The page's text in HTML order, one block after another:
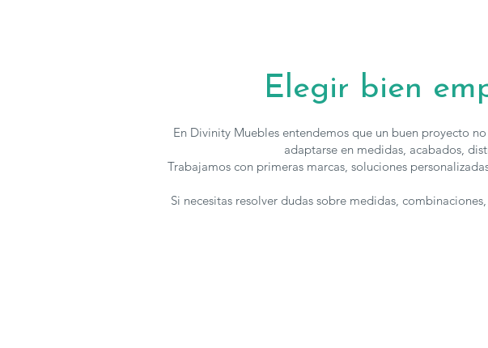
Elegir bien
En Divinity Muebles entendemos que un buen proyecto
adaptarse en medidas, acabados,
Trabajamos con primeras marcas, soluciones
Si necesitas resolver dudas sobre medidas,